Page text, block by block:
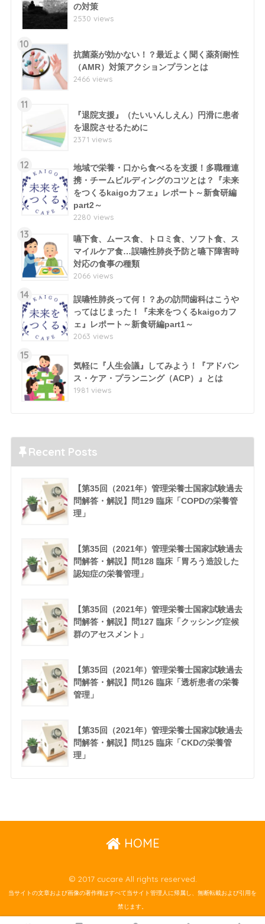
の対策
2530 views
10
抗菌薬が効かない！？最近よく聞く薬剤耐性
（AMR）対策アクションプランとは
2466 views
11
『退院支援』（たいいんしえん）円滑に患者
を退院させるために
2371 views
12
地域で栄養・口から食べるを支援！多職種連
携・チームビルディングのコツとは？『未来
をつくるkaigoカフェ』レポート～新食研編
part2～
2280 views
13
嚥下食、ムース食、トロミ食、ソフト食、ス
マイルケア食…誤嚥性肺炎予防と嚥下障害時
対応の食事の種類
2066 views
14
誤嚥性肺炎って何！？あの訪問歯科はこうや
ってはじまった！『未来をつくるkaigoカフ
ェ』レポート～新食研編part1～
2063 views
15
気軽に『人生会議』してみよう！『アドバン
ス・ケア・プランニング（ACP）』とは
1981 views
Recent Posts
【第35回（2021年）管理栄養士国家試験過去
問解答・解説】問129 臨床「COPDの栄養管
理」
【第35回（2021年）管理栄養士国家試験過去
問解答・解説】問128 臨床「胃ろう造設した
認知症の栄養管理」
【第35回（2021年）管理栄養士国家試験過去
問解答・解説】問127 臨床「クッシング症候
群のアセスメント」
【第35回（2021年）管理栄養士国家試験過去
問解答・解説】問126 臨床「透析患者の栄養
管理」
【第35回（2021年）管理栄養士国家試験過去
問解答・解説】問125 臨床「CKDの栄養管
理」
HOME
© 2017 cucare All rights reserved.
当サイトの文章および画像の著作権はすべて当サイト管理人に帰属し、無断転載および引用を
禁じます。